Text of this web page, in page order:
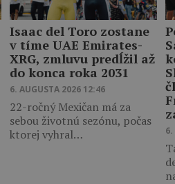
Isaac del Toro zostane
v tíme UAE Emirates-
XRG, zmluvu predĺžil až
do konca roka 2031
6. AUGUSTA 2026 12:46
22-ročný Mexičan má za
sebou životnú sezónu, počas
ktorej vyhral…
6.